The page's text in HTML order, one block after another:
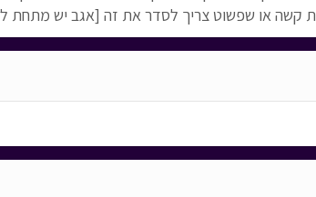
קשה או שפשוט צריך לסדר את זה [אגב יש מתחת